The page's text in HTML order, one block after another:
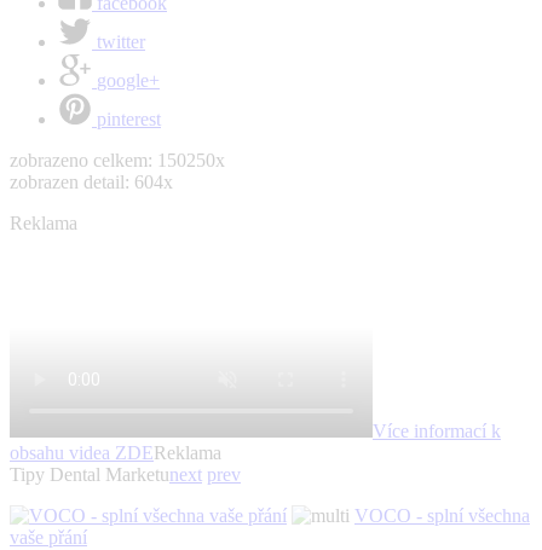
twitter
google+
pinterest
zobrazeno celkem: 150250x
zobrazen detail: 604x
Reklama
Více informací k
obsahu videa ZDE Reklama
Tipy Dental Marketunext prev
VOCO - splní všechna
vaše přání